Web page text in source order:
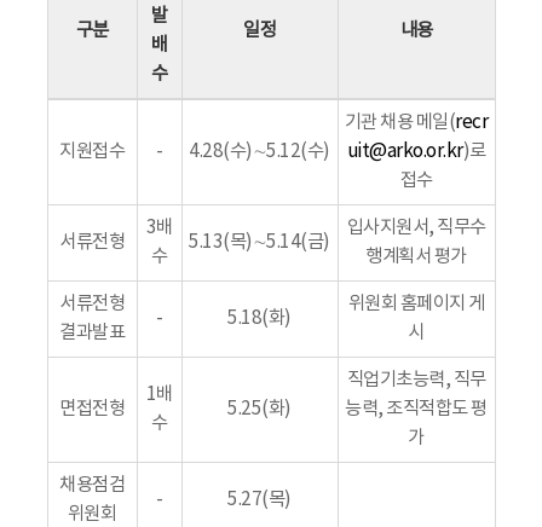
구분
발
배
수
일정 내용
지원접수 - 4.28(수)∼5.12(수)
기관 채용 메일(recr
uit@arko.or.kr)로
접수
서류전형
3배
수
5.13(목)∼5.14(금)
입사지원서, 직무수
행계획서 평가
서류전형
결과발표
- 5.18(화)
위원회 홈페이지 게
시
면접전형
1배
수
5.25(화)
직업기초능력, 직무
능력, 조직적합도 평
가
채용점검
위원회
- 5.27(목)